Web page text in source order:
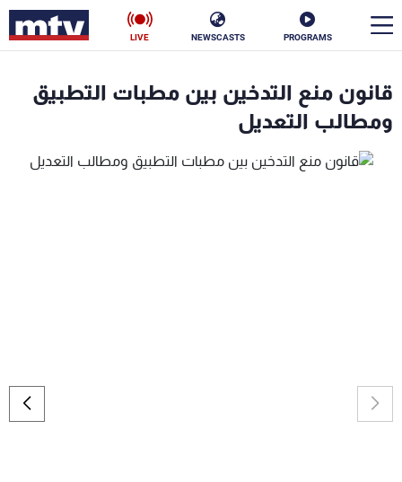
PROGRAMS
NEWSCASTS
LIVE
قانون منع التدخين بين مطبات التطبيق
ومطالب التعديل
الأخبار
سياسة ناس
جدول البرامج
شاهد البرامج